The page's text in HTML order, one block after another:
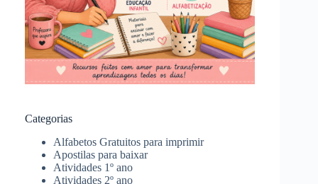
Categorias
Alfabetos Gratuitos para imprimir
Apostilas para baixar
Atividades 1º ano
Atividades 2º ano